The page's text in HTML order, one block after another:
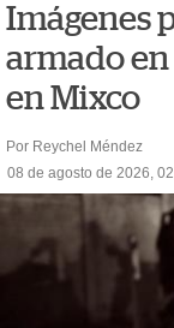
Imágenes
armado
en Mixco
Por Reychel Méndez
08 de agosto de 2026,